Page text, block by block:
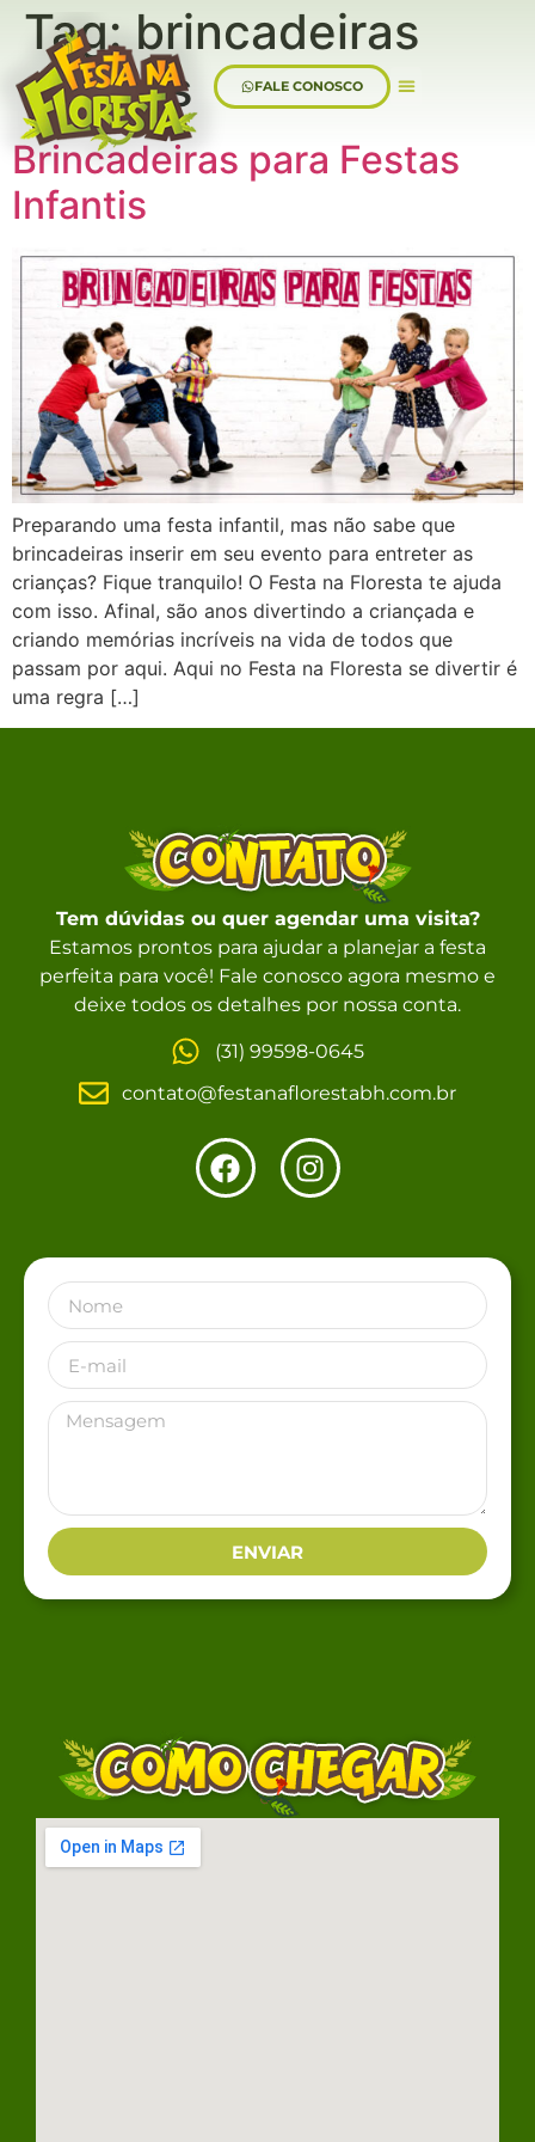
FALE CONOSCO
Tag: brincadeiras
antigas
Brincadeiras para Festas
Infantis
Preparando uma festa infantil, mas não sabe que
brincadeiras inserir em seu evento para entreter as
crianças? Fique tranquilo! O Festa na Floresta te ajuda
com isso. Afinal, são anos divertindo a criançada e
criando memórias incríveis na vida de todos que
passam por aqui. Aqui no Festa na Floresta se divertir é
uma regra […]
Tem dúvidas ou quer agendar uma visita?
Estamos prontos para ajudar a planejar a festa
perfeita para você! Fale conosco agora mesmo e
deixe todos os detalhes por nossa conta.
(31) 99598-0645
contato@festanaflorestabh.com.br
ENVIAR